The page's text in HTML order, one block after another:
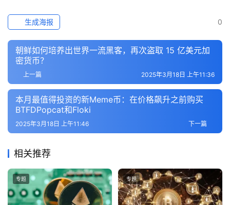
0
生成海报
朝鲜如何培养出世界一流黑客，再次盗取 15 亿美元加
密货币？
上一篇 2025年3月18日 上午11:36
本月最值得投资的新Meme币：在价格飙升之前购买
BTFDPopcat和Floki
下一篇
2025年3月18日 上午11:46
相关推荐
专题 专题